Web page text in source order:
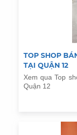
TOP SHOP
TẠI QUẬN 12
Xem qua Top
Quận 12